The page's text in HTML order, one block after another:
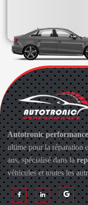
Autotronic performance
ultime pour la réparation
ans, spécialisé dans la
véhicules et toutes les